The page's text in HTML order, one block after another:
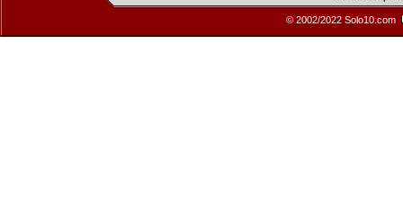
© 2002/2022 Solo10.com